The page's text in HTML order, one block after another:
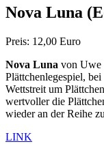
Nova Luna
Preis: 12,00 Euro
Nova Luna von Uwe
Plättchenlegespiel,
Wettstreit um
wertvoller die
wieder an der Reihe
LINK